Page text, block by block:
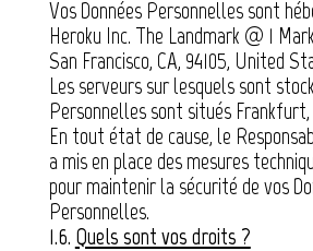
Vos Données Personnelles sont
Heroku Inc. The Landmark @ 1
San Francisco, CA, 94105, United
Les serveurs sur lesquels sont
Personnelles sont situés Frankfurt,
En tout état de cause, le
a mis en place des mesures
pour maintenir la sécurité de vos
Personnelles.
1.6. Quels sont vos droits ?